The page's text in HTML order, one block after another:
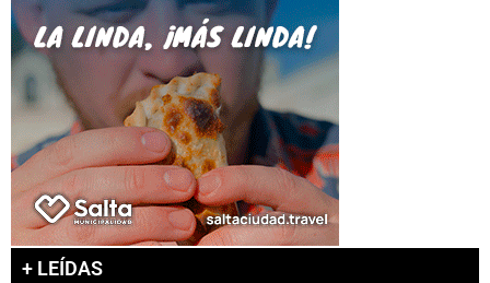
+ LEÍDAS